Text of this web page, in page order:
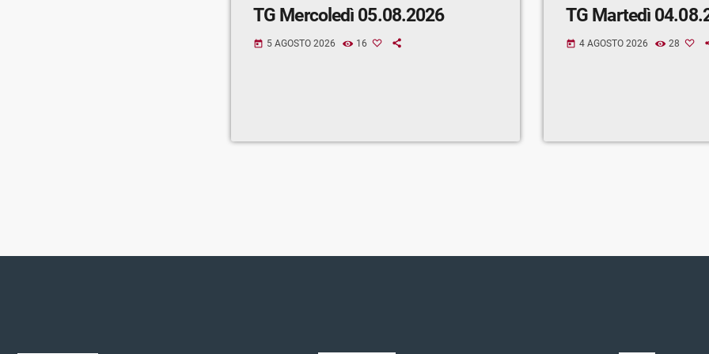
TG Mercoledì 05.08.2026
today 5 AGOSTO 2026 16
TG Martedì
today 4 AGOSTO 2026 28